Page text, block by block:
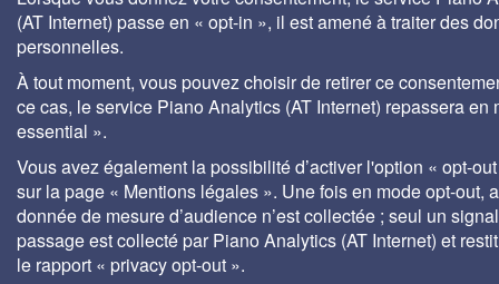
(AT Internet) passe en « opt-in », il est amené à traiter des
personnelles.
À tout moment, vous pouvez choisir de retirer ce
ce cas, le service Piano Analytics (AT Internet) repassera en
essential ».
Vous avez également la possibilité d’activer l'option « opt-
sur la page « Mentions légales ». Une fois en mode opt-out,
donnée de mesure d’audience n’est collectée ; seul un
passage est collecté par Piano Analytics (AT Internet) et
le rapport « privacy opt-out ».